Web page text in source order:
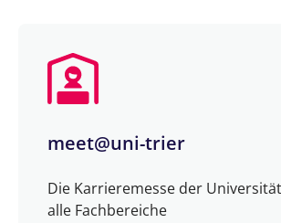
meet@uni-trier
Die Karrieremesse der
alle Fachbereiche